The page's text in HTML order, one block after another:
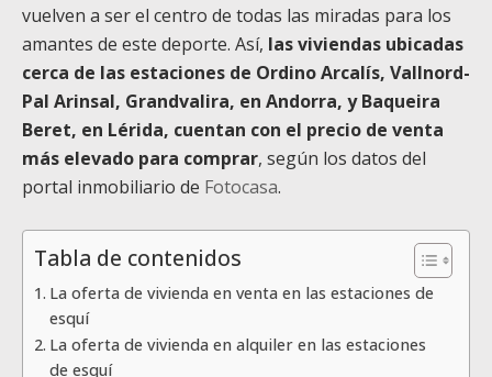
vuelven a ser el centro de todas las miradas para los
amantes de este deporte. Así, las viviendas ubicadas
cerca de las estaciones de Ordino Arcalís, Vallnord-
Pal Arinsal, Grandvalira, en Andorra, y Baqueira
Beret, en Lérida, cuentan con el precio de venta
más elevado para comprar, según los datos del
portal inmobiliario de Fotocasa.
Tabla de contenidos
La oferta de vivienda en venta en las estaciones de
esquí
La oferta de vivienda en alquiler en las estaciones
de esquí